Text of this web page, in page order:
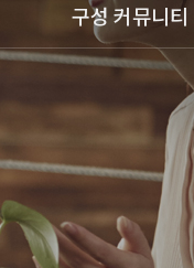
구성 커뮤니티
ㆍ구성이벤트
ㆍ구성웹진(전문가칼럼)
ㆍ이달의 힐링도서
ㆍ구성TV